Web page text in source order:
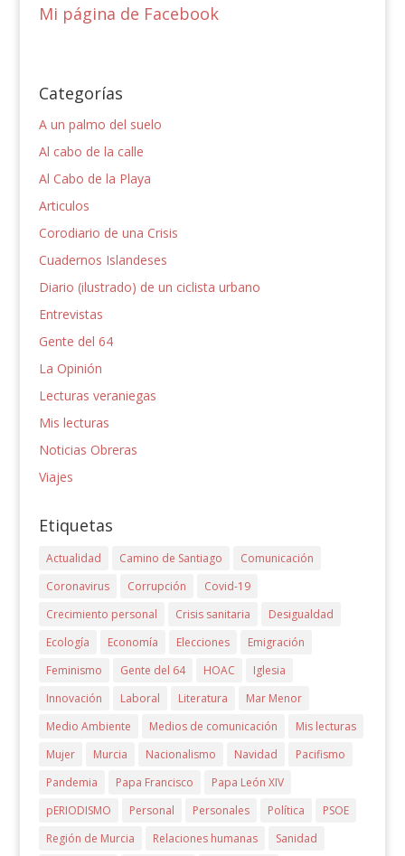
Mi página de Facebook
Categorías
A un palmo del suelo
Al cabo de la calle
Al Cabo de la Playa
Articulos
Corodiario de una Crisis
Cuadernos Islandeses
Diario (ilustrado) de un ciclista urbano
Entrevistas
Gente del 64
La Opinión
Lecturas veraniegas
Mis lecturas
Noticias Obreras
Viajes
Etiquetas
Actualidad Camino de Santiago
Comunicación
Coronavirus
Corrupción
Covid-19
Crecimiento personal
Crisis sanitaria
Desigualdad
Ecología
Economía Elecciones
Emigración
Feminismo
Gente del 64 HOAC
Iglesia
Innovación
Laboral Literatura
Mar Menor
Medio Ambiente
Medios de comunicación
Mis lecturas
Mujer
Murcia Nacionalismo Navidad
Pacifismo
Pandemia
Papa Francisco
Papa León XIV
pERIODISMO
Personal Personales Política
PSOE
Región de Murcia
Relaciones humanas
Sanidad